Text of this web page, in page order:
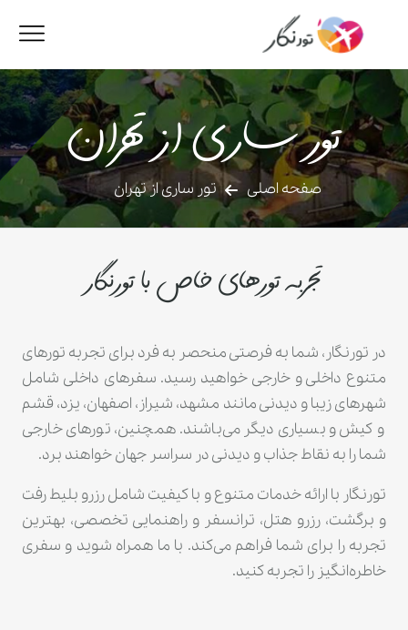
تور ساری از تهران
صفحه اصلی تور ساری از تهران
تجربه تورهای خاص با تورنگار
در تورنگار، شما به فرصتی منحصر به فرد برای تجربه تورهای
متنوع داخلی و خارجی خواهید رسید. سفرهای داخلی شامل
شهرهای زیبا و دیدنی مانند مشهد، شیراز، اصفهان، یزد، قشم
و کیش و بسیاری دیگر می‌باشند. همچنین، تورهای خارجی
شما را به نقاط جذاب و دیدنی در سراسر جهان خواهند برد.
تورنگار با ارائه خدمات متنوع و با کیفیت شامل رزرو بلیط رفت
و برگشت، رزرو هتل، ترانسفر و راهنمایی تخصصی، بهترین
تجربه را برای شما فراهم می‌کند. با ما همراه شوید و سفری
خاطره‌انگیز را تجربه کنید.